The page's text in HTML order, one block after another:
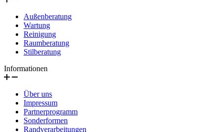
Außenberatung
Wartung
Reinigung
Raumberatung
Stilberatung
Informationen
Über uns
Impressum
Partnerprogramm
Sonderformen
Randverarbeitungen